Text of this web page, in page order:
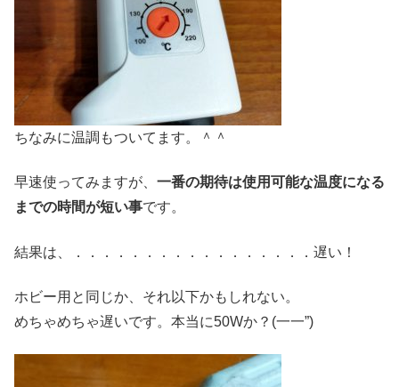
ちなみに温調もついてます。＾＾
早速使ってみますが、 一番の期待は使用可能な温度になる
までの時間が短い事です。
結果は、．．．．．．．．．．．．．．．．．遅い！
ホビー用と同じか、それ以下かもしれない。
めちゃめちゃ遅いです。本当に50Wか？(一一”)